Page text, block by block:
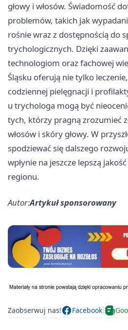
głowy i włosów. Świadomość
problemów, takich jak
rośnie wraz z dostępnością do
trychologicznych. Dzięki
technologiom oraz fachowej
Śląsku oferują nie tylko
codziennej pielęgnacji i
u trychologa mogą być
tych, którzy pragną zrozumieć
włosów i skóry głowy. W
spodziewać się dalszego
wpłynie na jeszcze lepszą
regionu.
Autor:Artykuł sponsorowany
Zaobserwuj nas! Facebook